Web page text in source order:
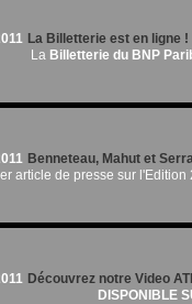
La Billetterie est en ligne !
La Billetterie du BNP
Benneteau, Mahut et
article de presse sur
Découvrez notre Video
DISPONIBLE